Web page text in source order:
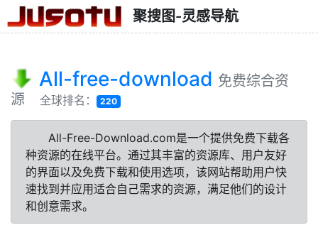
聚搜图-灵感导航
All-free-download 免费综合资
源
全球排名： 220
All-Free-Download.com是一个提供免费下载各
种资源的在线平台。通过其丰富的资源库、用户友好
的界面以及免费下载和使用选项，该网站帮助用户快
速找到并应用适合自己需求的资源，满足他们的设计
和创意需求。